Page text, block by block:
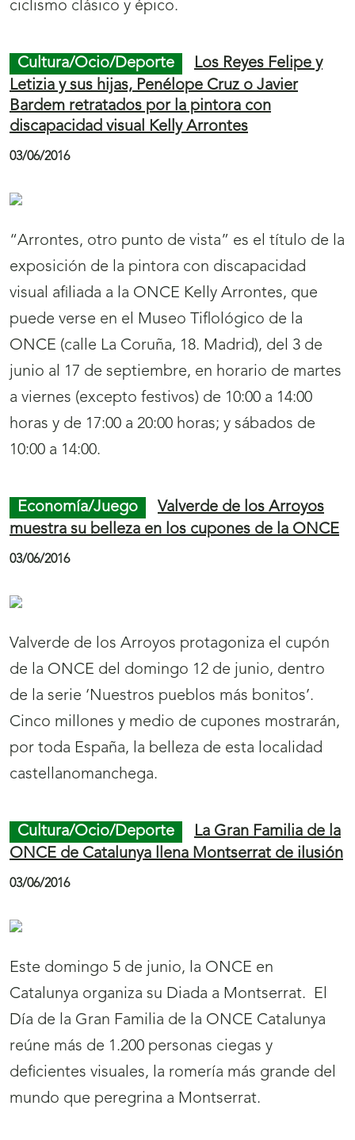
ciclismo clásico y épico.
Cultura/Ocio/Deporte
Los Reyes Felipe y
Letizia y sus hijas, Penélope Cruz o Javier
Bardem retratados por la pintora con
discapacidad visual Kelly Arrontes
03/06/2016
“Arrontes, otro punto de vista” es el título de la
exposición de la pintora con discapacidad
visual afiliada a la ONCE Kelly Arrontes, que
puede verse en el Museo Tiflológico de la
ONCE (calle La Coruña, 18. Madrid), del 3 de
junio al 17 de septiembre, en horario de martes
a viernes (excepto festivos) de 10:00 a 14:00
horas y de 17:00 a 20:00 horas; y sábados de
10:00 a 14:00.
Economía/Juego
Valverde de los Arroyos
muestra su belleza en los cupones de la ONCE
03/06/2016
Valverde de los Arroyos protagoniza el cupón
de la ONCE del domingo 12 de junio, dentro
de la serie ‘Nuestros pueblos más bonitos’.
Cinco millones y medio de cupones mostrarán,
por toda España, la belleza de esta localidad
castellanomanchega.
Cultura/Ocio/Deporte
La Gran Familia de la
ONCE de Catalunya llena Montserrat de ilusión
03/06/2016
Este domingo 5 de junio, la ONCE en
Catalunya organiza su Diada a Montserrat. El
Día de la Gran Familia de la ONCE Catalunya
reúne más de 1.200 personas ciegas y
deficientes visuales, la romería más grande del
mundo que peregrina a Montserrat.